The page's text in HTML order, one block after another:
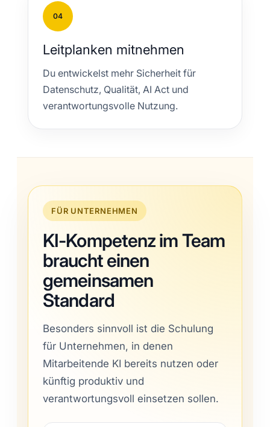
04
Leitplanken mitnehmen
Du entwickelst mehr Sicherheit für
Datenschutz, Qualität, AI Act und
verantwortungsvolle Nutzung.
FÜR UNTERNEHMEN
KI-Kompetenz im Team
braucht einen
gemeinsamen
Standard
Besonders sinnvoll ist die Schulung
für Unternehmen, in denen
Mitarbeitende KI bereits nutzen oder
künftig produktiv und
verantwortungsvoll einsetzen sollen.